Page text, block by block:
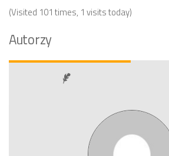
(Visited 101 times, 1 visits today)
Autorzy